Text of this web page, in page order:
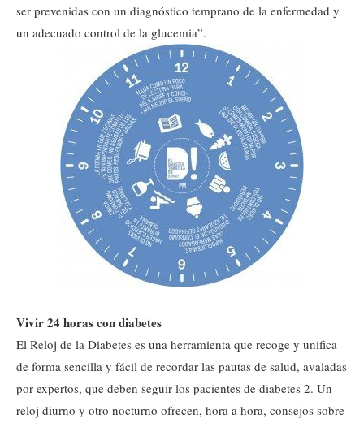
ser prevenidas con un diagnóstico temprano de la enfermedad y
un adecuado control de la glucemia”.
Vivir 24 horas con diabetes
El Reloj de la Diabetes es una herramienta que recoge y unifica
de forma sencilla y fácil de recordar las pautas de salud, avaladas
por expertos, que deben seguir los pacientes de diabetes 2. Un
reloj diurno y otro nocturno ofrecen, hora a hora, consejos sobre